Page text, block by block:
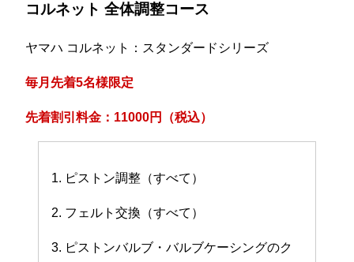
コルネット 全体調整コース
ヤマハ コルネット：スタンダードシリーズ
毎月先着5名様限定
先着割引料金：11000円（税込）
1. ピストン調整（すべて）
2. フェルト交換（すべて）
3. ピストンバルブ・バルブケーシングのク